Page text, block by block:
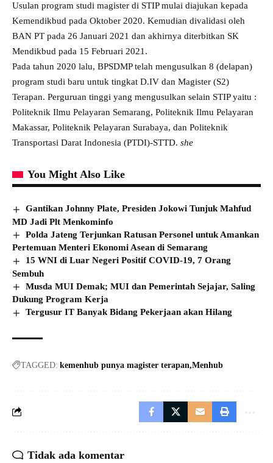
Usulan program studi magister di STIP mulai diajukan kepada
Kemendikbud pada Oktober 2020. Kemudian divalidasi oleh
BAN PT pada 26 Januari 2021 dan akhirnya diterbitkan SK
Mendikbud pada 15 Februari 2021.
Pada tahun 2020 lalu, BPSDMP telah mengusulkan 8 (delapan)
program studi baru untuk tingkat D.IV dan Magister (S2)
Terapan. Perguruan tinggi yang mengusulkan selain STIP yaitu :
Politeknik Ilmu Pelayaran Semarang, Politeknik Ilmu Pelayaran
Makassar, Politeknik Pelayaran Surabaya, dan Politeknik
Transportasi Darat Indonesia (PTDI)-STTD. she
You Might Also Like
Gantikan Johnny Plate, Presiden Jokowi Tunjuk Mahfud
MD Jadi Plt Menkominfo
Polda Jateng Terjunkan Ratusan Personel untuk Amankan
Pertemuan Menteri Ekonomi Asean di Semarang
15 WNI di Luar Negeri Positif COVID-19, 7 Orang
Sembuh
Musda MUI Demak; MUI dan Pemerintah Sejajar, Saling
Dukung Program Kerja
Tergusur IT Banyak Bidang Pekerjaan akan Hilang
TAGGED: kemenhub punya magister terapan Menhub
Tidak ada komentar